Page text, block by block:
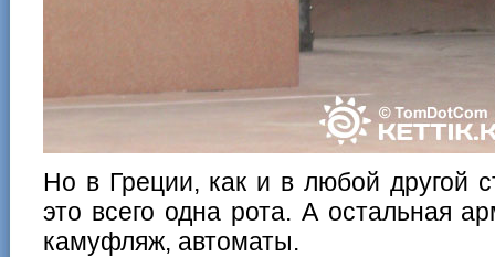
Но в Греции, как и в любой другой
это всего одна рота. А остальная
камуфляж, автоматы.